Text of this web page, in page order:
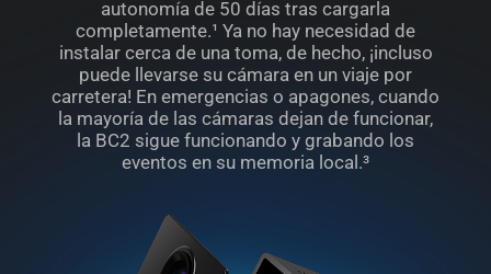
autonomía de 50 días tras cargarla
completamente.¹ Ya no hay necesidad de
instalar cerca de una toma, de hecho, ¡incluso
puede llevarse su cámara en un viaje por
carretera! En emergencias o apagones, cuando
la mayoría de las cámaras dejan de funcionar,
la BC2 sigue funcionando y grabando los
eventos en su memoria local.³